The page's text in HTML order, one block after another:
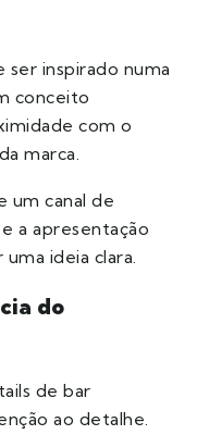
inspirado numa
conceito
com o
marca.
um canal de
a apresentação
ideia clara.
do
de bar
ao detalhe.